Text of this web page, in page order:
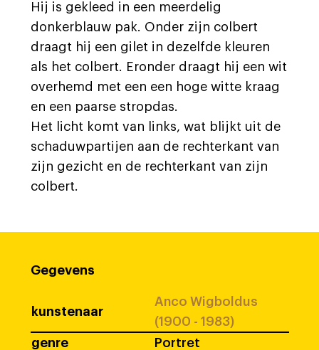
Hij is gekleed in een meerdelig
donkerblauw pak. Onder zijn colbert
draagt hij een gilet in dezelfde kleuren
als het colbert. Eronder draagt hij een wit
overhemd met een een hoge witte kraag
en een paarse stropdas.
Het licht komt van links, wat blijkt uit de
schaduwpartijen aan de rechterkant van
zijn gezicht en de rechterkant van zijn
colbert.
Gegevens
kunstenaar
Anco Wigboldus
(1900 - 1983)
genre
Portret